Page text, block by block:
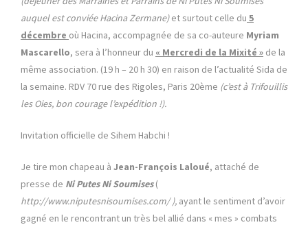
auquel est conviée Hacina Zermane)et surtout celle du 5
décembre où Hacina, accompagnée de sa co-auteure Myriam
Mascarello, sera à l’honneur du « Mercredi de la Mixité » de la
même association. (19 h – 20 h 30) en raison de l’actualité Sida de
la semaine. RDV 70 rue des Rigoles, Paris 20ème (c’est à Trifouillis
les Oies, bon courage l’expédition !).
Invitation officielle de Sihem Habchi !
Je tire mon chapeau à Jean-François Laloué, attaché de
presse de Ni Putes Ni Soumises(
http://www.niputesnisoumises.com/ ), ayant le sentiment d’avoir
gagné en le rencontrant un très bel allié dans « mes » combats